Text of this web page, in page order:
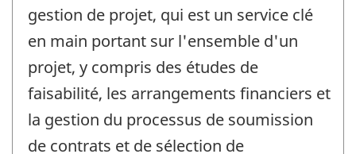
gestion de projet, qui est un service clé
en main portant sur l'ensemble d'un
projet, y compris des études de
faisabilité, les arrangements financiers et
la gestion du processus de soumission
de contrats et de sélection de